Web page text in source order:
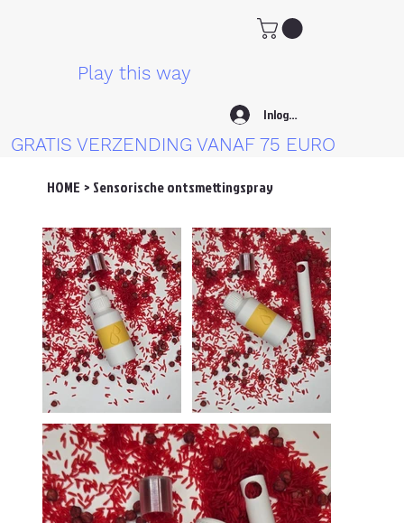
Play this way
Inloggen
GRATIS VERZENDING VANAF 75 EURO
HOME > Sensorische ontsmettingspray